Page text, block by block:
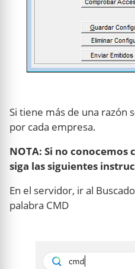
Si tiene más de una razón
por cada empresa.
NOTA: Si no conocemos
siga las siguientes
En el servidor, ir al
palabra CMD